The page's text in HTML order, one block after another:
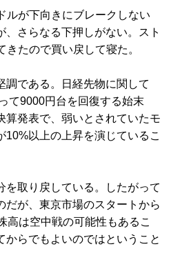
が下向きにブレークしない
、さらなる下押しがない。スト
たので買い戻して寝た。
である。日経先物に関して
て9000円台を回復する始末
算発表で、弱いとされていたモ
以上の上昇を演じているこ
取り戻している。したがって
が、東京市場のスタートから
高は空中戦の可能性もあるこ
らでもよいのではということ